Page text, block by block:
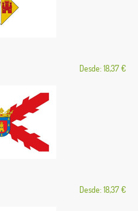
Desde: 18,37 €
Desde: 18,37 €